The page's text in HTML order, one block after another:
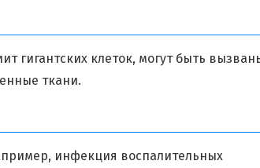
гигантских клеток, могут быть
ткани.
инфекция воспалительных